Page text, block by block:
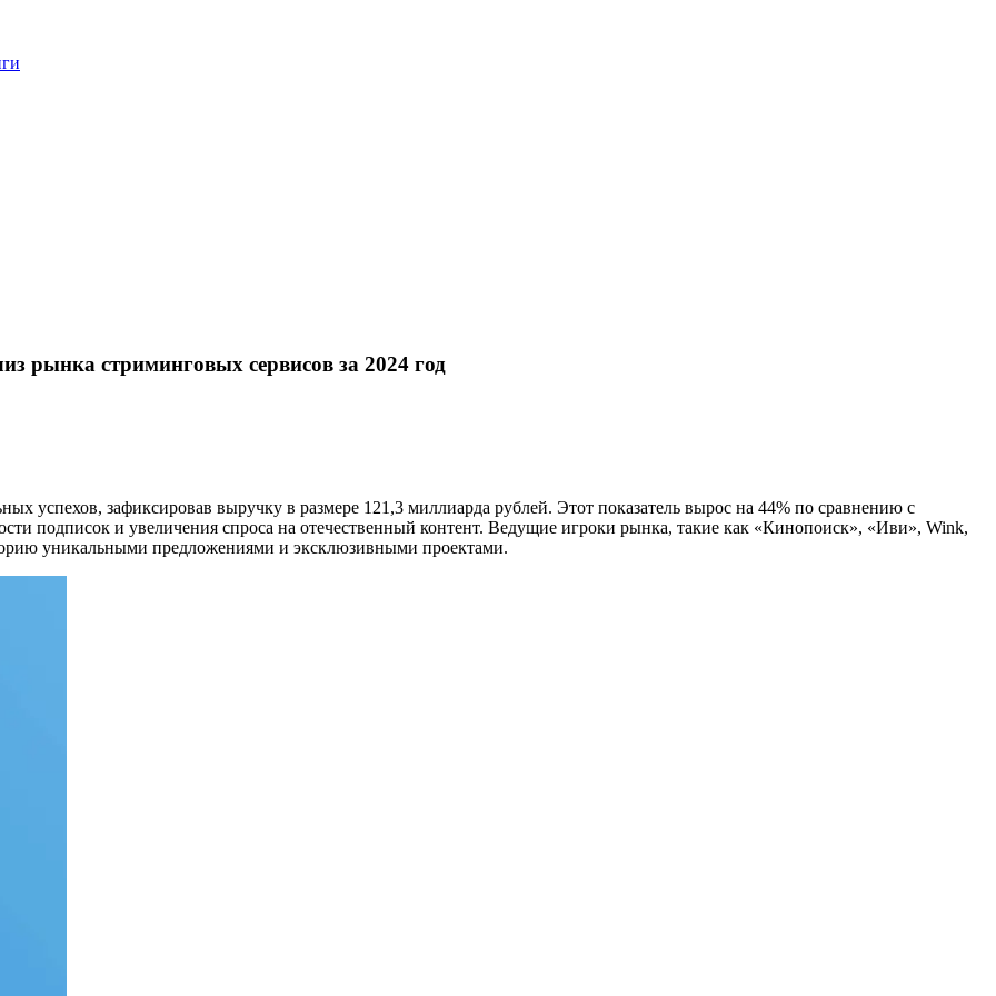
стриминговых сервисов за 2024 год
успехов, зафиксировав выручку в размере 121,3 миллиарда рублей. Этот показатель вырос на 44% по сравнению с
подписок и увеличения спроса на отечественный контент. Ведущие игроки рынка, такие как «Кинопоиск», «Иви», Wink,
уникальными предложениями и эксклюзивными проектами.